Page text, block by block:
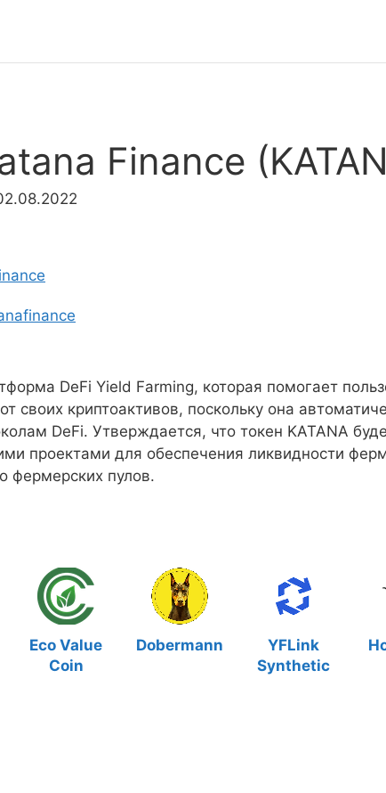
Finance
DeFi Yield Farming, которая помогает
своих криптоактивов, поскольку она
DeFi. Утверждается, что токен KATANA
проектами для обеспечения ликвидности
фермерских пулов.
Eco Value
Coin
Dobermann
YFLink
Synthetic